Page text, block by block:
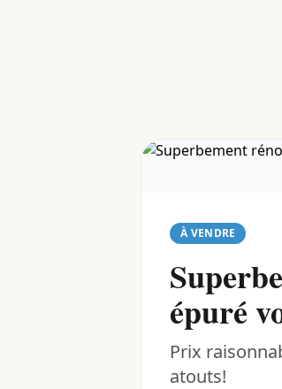
À VENDRE
épuré
Prix
atouts!